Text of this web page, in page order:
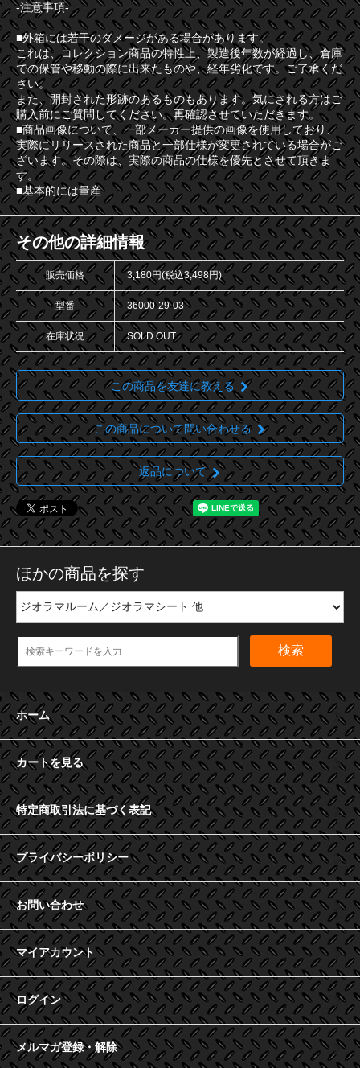
-注意事項-
■外箱には若干のダメージがある場合があります。
これは、コレクション商品の特性上、製造後年数が経過し、倉庫
での保管や移動の際に出来たものや、経年劣化です。ご了承くだ
さい。
また、開封された形跡のあるものもあります。気にされる方はご
購入前にご質問してください。再確認させていただきます。
■商品画像について、一部メーカー提供の画像を使用しており、
実際にリリースされた商品と一部仕様が変更されている場合がご
ざいます。その際は、実際の商品の仕様を優先とさせて頂きま
す。
■基本的には量産
その他の詳細情報
販売価格 3,180円(税込3,498円)
型番 36000-29-03
在庫状況 SOLD OUT
この商品を友達に教える
この商品について問い合わせる
返品について
ほかの商品を探す
検索
ホーム
カートを見る
特定商取引法に基づく表記
プライバシーポリシー
お問い合わせ
マイアカウント
ログイン
メルマガ登録・解除